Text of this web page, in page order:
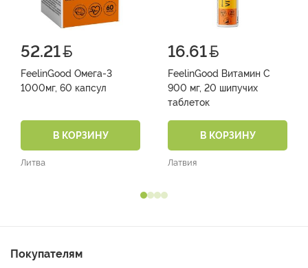
52.21
FeelinGood Омега-3
1000мг, 60 капсул
В КОРЗИНУ
Литва
16.61
FeelinGood Витамин С
900 мг, 20 шипучих
таблеток
В КОРЗИНУ
Латвия
Покупателям